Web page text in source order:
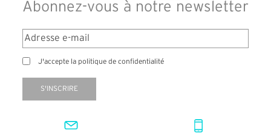
Abonnez-vous à notre newsletter
J'accepte la politique de confidentialité
S'INSCRIRE